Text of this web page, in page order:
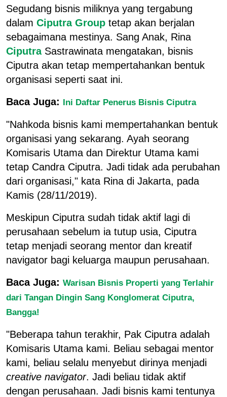
Segudang bisnis miliknya yang tergabung
dalam Ciputra Group tetap akan berjalan
sebagaimana mestinya. Sang Anak, Rina
Ciputra Sastrawinata mengatakan, bisnis
Ciputra akan tetap mempertahankan bentuk
organisasi seperti saat ini.
Baca Juga: Ini Daftar Penerus Bisnis Ciputra
"Nahkoda bisnis kami mempertahankan bentuk
organisasi yang sekarang. Ayah seorang
Komisaris Utama dan Direktur Utama kami
tetap Candra Ciputra. Jadi tidak ada perubahan
dari organisasi," kata Rina di Jakarta, pada
Kamis (28/11/2019).
Meskipun Ciputra sudah tidak aktif lagi di
perusahaan sebelum ia tutup usia, Ciputra
tetap menjadi seorang mentor dan kreatif
navigator bagi keluarga maupun perusahaan.
Baca Juga: Warisan Bisnis Properti yang Terlahir
dari Tangan Dingin Sang Konglomerat Ciputra,
Bangga!
"Beberapa tahun terakhir, Pak Ciputra adalah
Komisaris Utama kami. Beliau sebagai mentor
kami, beliau selalu menyebut dirinya menjadi
creative navigator. Jadi beliau tidak aktif
dengan perusahaan. Jadi bisnis kami tentunya